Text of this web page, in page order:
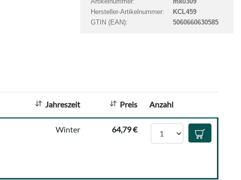
t
a
:
Hersteller-Artikelnummer:
KCL459
GTIN (EAN):
5060660630585
Jahreszeit Preis Anzahl
Winter 64,79 € In den